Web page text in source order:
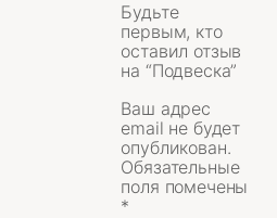
Будьте
первым, кто
оставил отзыв
на “Подвеска”
Ваш адрес
email не будет
опубликован.
Обязательные
поля помечены
*